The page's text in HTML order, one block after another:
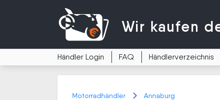
Wir kaufen
Händler Login FAQ Händlerverzeichnis
Motorradhändler Annaburg